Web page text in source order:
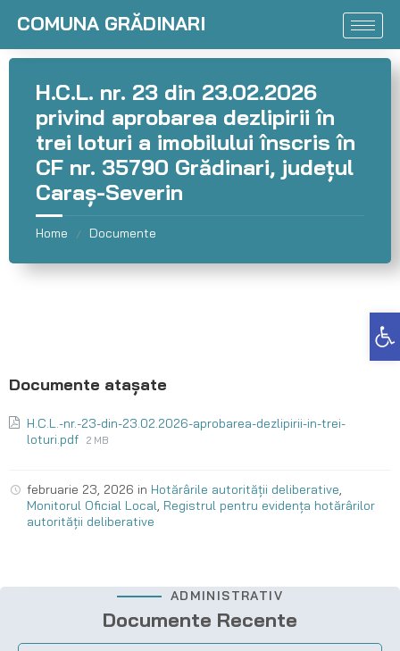
Deschide bara de unelte
COMUNA GRĂDINARI
H.C.L. nr. 23 din 23.02.2026
privind aprobarea dezlipirii în
trei loturi a imobilului înscris în
CF nr. 35790 Grădinari, judeţul
Caraș-Severin
Home / Documente
H.C.L.-nr.-23-din-23.02.2026-aprobarea-dezlipirii-in-trei-
loturi.pdf
2 MB
februarie 23, 2026 in Hotărârile autorității deliberative,
Monitorul Oficial Local, Registrul pentru evidența hotărârilor
autorității deliberative
ADMINISTRATIV
Documente Recente